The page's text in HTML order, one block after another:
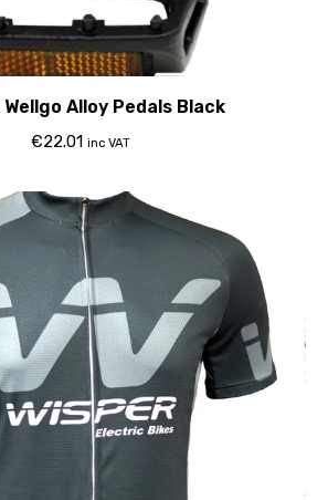
Alloy Pedals Black
€22.01 inc VAT